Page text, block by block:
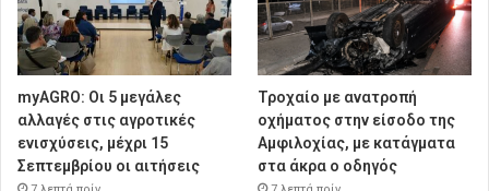
myAGRO: Οι 5 μεγάλες
αλλαγές στις αγροτικές
ενισχύσεις, μέχρι 15
Σεπτεμβρίου οι αιτήσεις
Τροχαίο με ανατροπή
οχήματος στην είσοδο της
Αμφιλοχίας, με κατάγματα
στα άκρα ο οδηγός